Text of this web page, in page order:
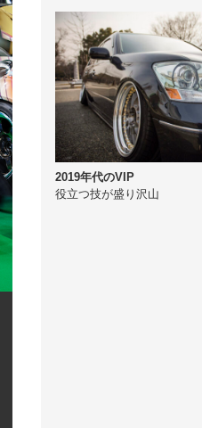
2019年代のVIP
役立つ技が盛り沢山